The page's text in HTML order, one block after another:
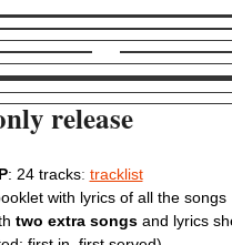
release
: 24 tracks: tracklist
with lyrics of all the songs
two extra songsand lyrics